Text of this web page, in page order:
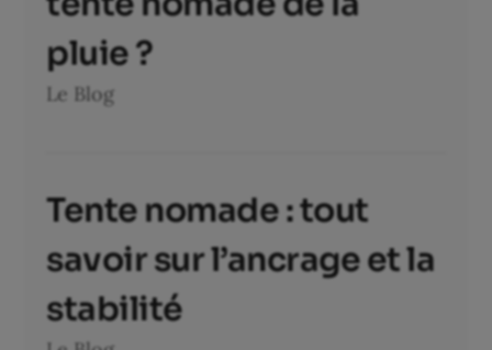
pluie ?
Le Blog
Tente nomade : tout
savoir sur l’ancrage et la
stabilité